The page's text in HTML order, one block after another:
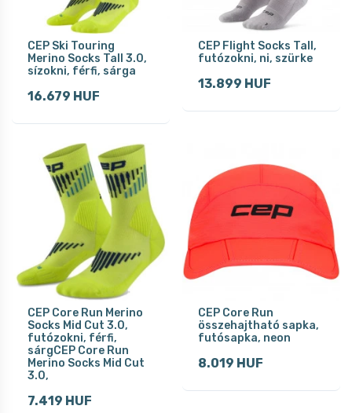
CEP Ski Touring
Merino Socks Tall 3.0,
sízokni, férfi, sárga
16.679 HUF
CEP Flight Socks Tall,
futózokni, ni, szürke
13.899 HUF
CEP Core Run Merino
Socks Mid Cut 3.0,
futózokni, férfi,
sárgCEP Core Run
Merino Socks Mid Cut
3.0,
7.419 HUF
CEP Core Run
összehajtható sapka,
futósapka, neon
8.019 HUF